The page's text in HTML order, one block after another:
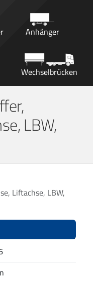
Anhänger
Wechselbrücken
LBW,
Liftachse, LBW,